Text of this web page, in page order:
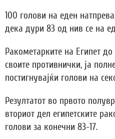
100 голови на еден
дека дури 83 од нив се на
Ракометарките на Египет
своите противнички, ја
постигнувајќи голови на
Резултатот во првото
вториот дел египетските
голови за конечни 83-17.